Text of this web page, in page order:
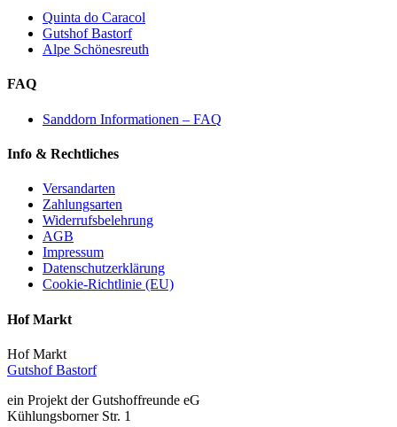
Quinta do Caracol
Gutshof Bastorf
Alpe Schönesreuth
FAQ
Sanddorn Informationen – FAQ
Info & Rechtliches
Versandarten
Zahlungsarten
Widerrufsbelehrung
AGB
Impressum
Datenschutzerklärung
Cookie-Richtlinie (EU)
Hof Markt
Hof Markt
Gutshof Bastorf
ein Projekt der Gutshoffreunde eG
Kühlungsborner Str. 1